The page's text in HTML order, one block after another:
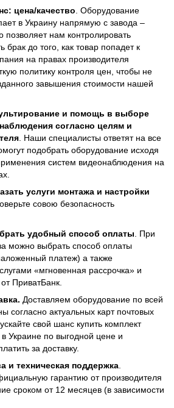
цена/качество. Оборудование
в Украину напрямую с завода –
позволяет нам контролировать
брак до того, как товар попадет к
на правах производителя
политику контроля цен, чтобы не
завышения стоимости нашей
и помощь в выборе
согласно целям и
. Наши специалисты ответят на все
подобрать оборудование исходя
систем видеонаблюдения на
услуги монтажа и настройки
совою безопасность
удобный способ оплаты . При
можно выбрать способ оплаты
платеж) а также
«мгновенная рассрочка» и
ПриватБанк.
Доставляем оборудование по всей
согласно актуальных карт почтовых
свой шанс купить комплект
Украине по выгодной цене и
за доставку.
и техническая поддержка.
гарантию от производителя
сроком от 12 месяцев (в зависимости